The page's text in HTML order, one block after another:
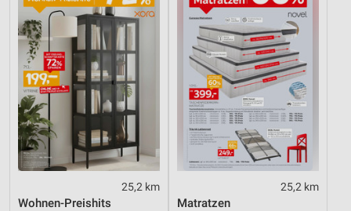
25,2 km
Wohnen-Preishits
25,2 km
Matratzen
Funktional
Werbung